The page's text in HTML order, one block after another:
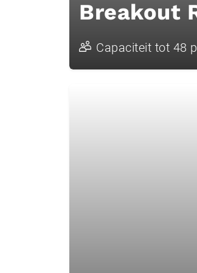
Breakout
Capaciteit tot 48